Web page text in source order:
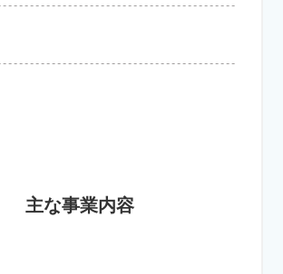
主な事業内容